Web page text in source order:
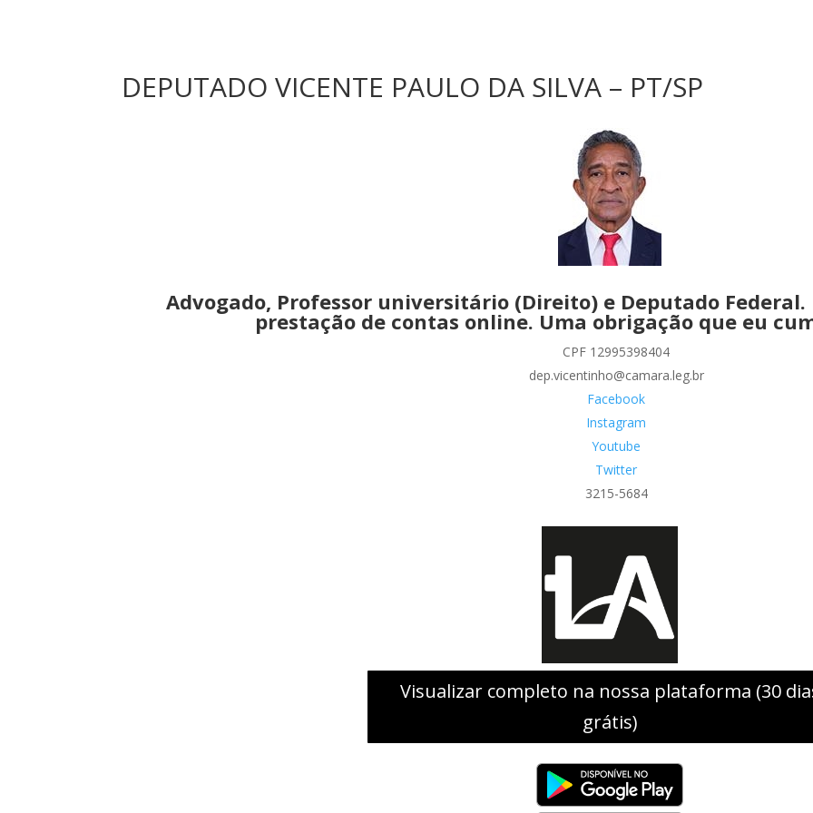
DEPUTADO VICENTE PAULO DA SILVA – PT/SP
Advogado, Professor universitário (Direito) e Deputado Federal.
prestação de contas online. Uma obrigação que eu
CPF 12995398404
dep.vicentinho@camara.leg.br
Facebook
Instagram
Youtube
Twitter
3215-5684
Visualizar completo na nossa plataforma (30
grátis)